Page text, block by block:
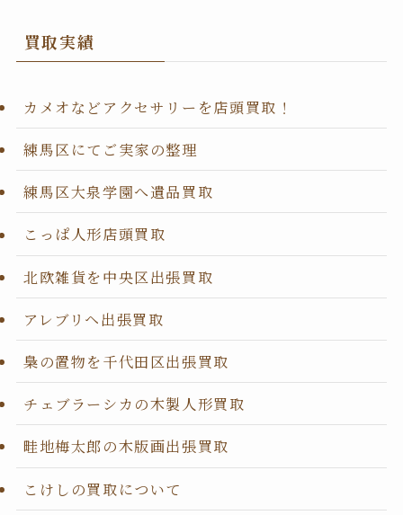
買取実績
カメオなどアクセサリーを店頭買取！
練馬区にてご実家の整理
練馬区大泉学園へ遺品買取
こっぱ人形店頭買取
北欧雑貨を中央区出張買取
アレブリヘ出張買取
梟の置物を千代田区出張買取
チェブラーシカの木製人形買取
畦地梅太郎の木版画出張買取
こけしの買取について